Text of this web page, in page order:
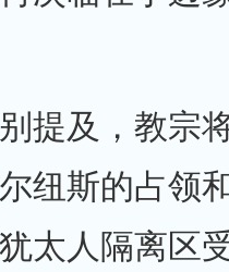
提及，教宗
纽斯的占领
太人隔离区